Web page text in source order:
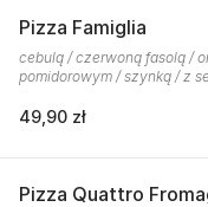
Pizza Famiglia
cebulą / czerwoną fasolą /
pomidorowym / szynką / z
49,90 zł
Pizza Quattro